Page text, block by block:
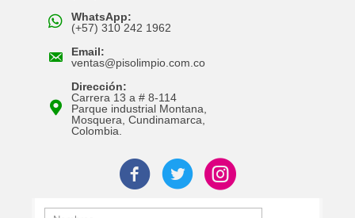
WhatsApp:
(+57) 310 242 1962
Email:
ventas@pisolimpio.com.co
Dirección:
Carrera 13 a # 8-114
Parque industrial Montana,
Mosquera, Cundinamarca,
Colombia.